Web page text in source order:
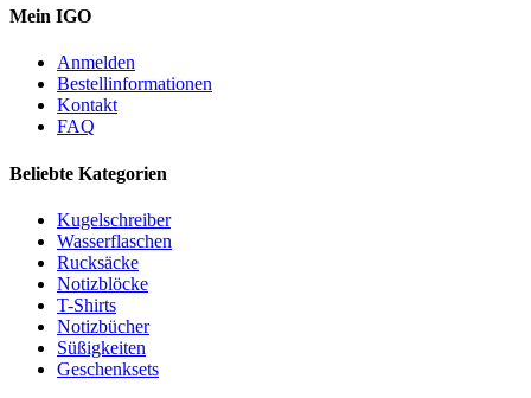
Mein IGO
Anmelden
Bestellinformationen
Kontakt
FAQ
Beliebte Kategorien
Kugelschreiber
Wasserflaschen
Rucksäcke
Notizblöcke
T-Shirts
Notizbücher
Süßigkeiten
Geschenksets